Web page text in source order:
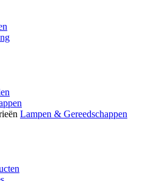
Lampen & Gereedschappen